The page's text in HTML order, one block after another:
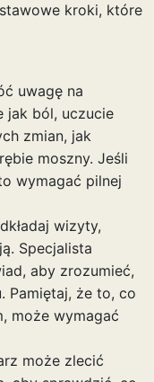
kroki, które
uwagę na
jak ból, uczucie
zmian, jak
moszny. Jeśli
wymagać pilnej
wizyty,
Specjalista
aby zrozumieć,
Pamiętaj, że to, co
może wymagać
może zlecić